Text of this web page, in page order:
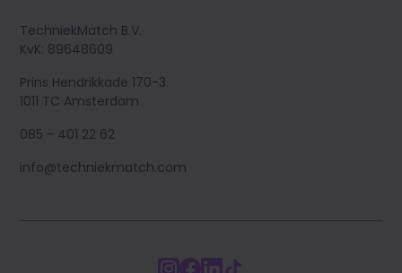
TechniekMatch B.V.
KvK: 89648609
Prins Hendrikkade 170-3
1011 TC Amsterdam
085 - 401 22 62
info@techniekmatch.com